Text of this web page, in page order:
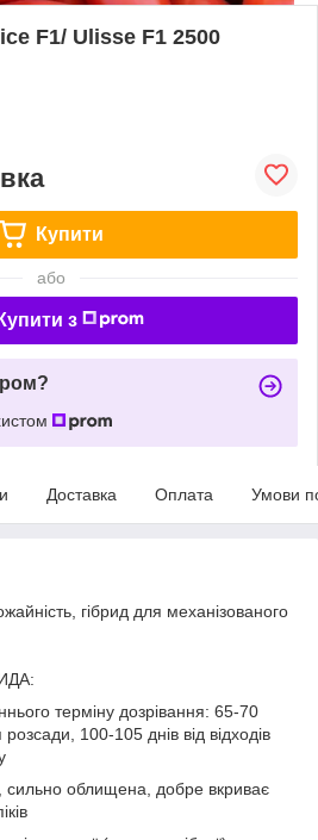
F1/ Ulisse F1 2500
Купити
або
Купити з
Доставка Оплата Умови
гібрид для механізованого
терміну дозрівання: 65-70
100-105 днів від відходів
сильно облищена, добре вкриває